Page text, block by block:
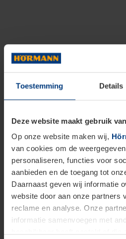
Toestemming Details
Deze website maakt gebruik
Op onze website maken wij,
van cookies om de
personaliseren, functies voor
aanbieden en de toegang tot
Daarnaast geven wij informatie
website door aan onze partners
reclame en analyse. Onze
informatie samenvoegen met